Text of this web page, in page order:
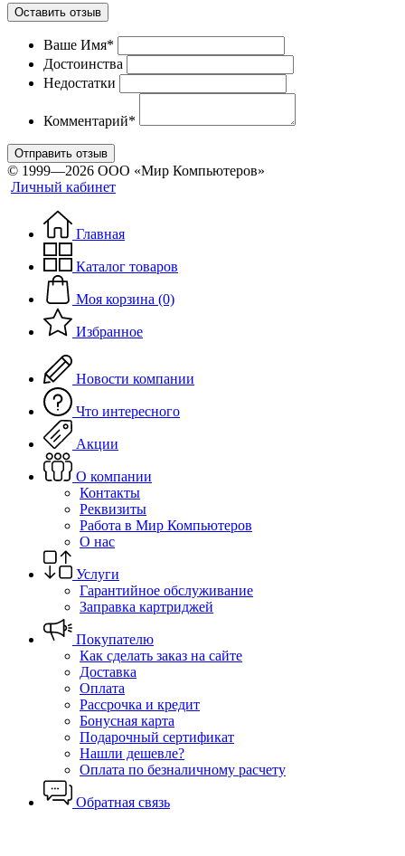
Оставить отзыв
Ваше Имя*
Достоинства
Недостатки
Комментарий*
Отправить отзыв
© 1999—2026 ООО «Мир Компьютеров»
Личный кабинет
Главная
Каталог товаров
Моя корзина (0)
Избранное
Новости компании
Что интересного
Акции
О компании
Контакты
Реквизиты
Работа в Мир Компьютеров
О нас
Услуги
Гарантийное обслуживание
Заправка картриджей
Покупателю
Как сделать заказ на сайте
Доставка
Оплата
Рассрочка и кредит
Бонусная карта
Подарочный сертификат
Нашли дешевле?
Оплата по безналичному расчету
Обратная связь